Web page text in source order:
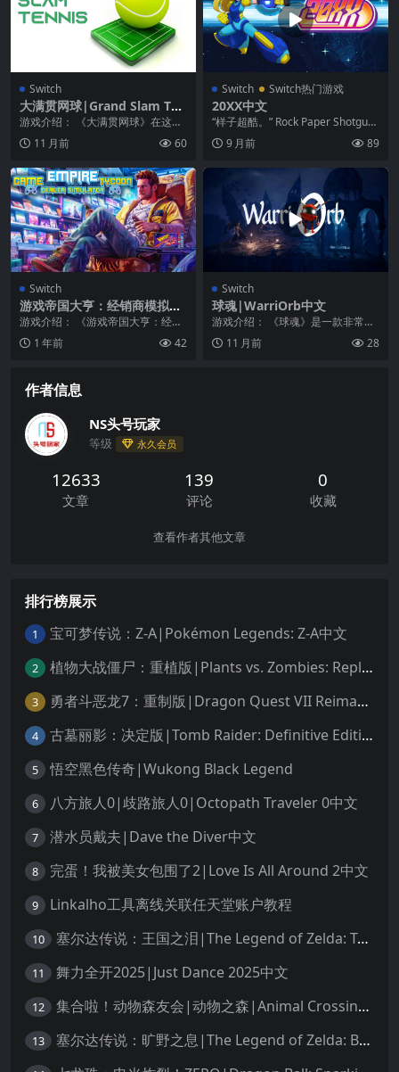
Switch
大满贯网球|Grand Slam Ten
nis
游戏介绍： 《大满贯网球》在这款
高度逼真的网球游戏中参加 4 场大
满贯赛事。 在...
11 月前 60
Switch Switch热门游戏
20XX中文
“样子超酷。” Rock Paper Shotgun
“20XX 现在是我最期待...
9 月前 89
Switch
游戏帝国大亨：经销商模拟
器|Game Empire Tycoon: D
ealer Simulator
游戏介绍： 《游戏帝国大亨：经销
商模拟器》从小店到大帝国，你能
升级吗？ 潜入《游...
1 年前 42
Switch
球魂|WarriOrb中文
游戏介绍： 《球魂》是一款非常奇
幻的动作冒险游戏，在球魂中，主
角是一名实力非凡的...
11 月前 28
作者信息
NS头号玩家
等级 永久会员
12633
文章
139
评论
0
收藏
查看作者其他文章
排行榜展示
1 宝可梦传说：Z-A|Pokémon Legends: Z-A中文
2 植物大战僵尸：重植版|Plants vs. Zombies: Replanted中文
3 勇者斗恶龙7：重制版|Dragon Quest VII Reimagined中文
4 古墓丽影：决定版|Tomb Raider: Definitive Edition中文
5 悟空黑色传奇|Wukong Black Legend
6 八方旅人0|歧路旅人0|Octopath Traveler 0中文
7 潜水员戴夫|Dave the Diver中文
8 完蛋！我被美女包围了2|Love Is All Around 2中文
9 Linkalho工具离线关联任天堂账户教程
10 塞尔达传说：王国之泪|The Legend of Zelda: Tears of the Kingdom中文
11 舞力全开2025|Just Dance 2025中文
12 集合啦！动物森友会|动物之森|Animal Crossing: New Horizons中文
13 塞尔达传说：旷野之息|The Legend of Zelda: Breath of the Wild中文